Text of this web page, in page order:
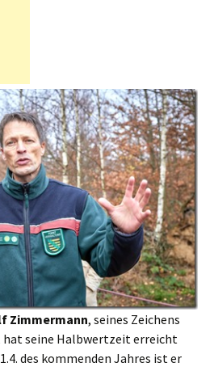
Zimmermann, seines Zeichens
hat seine Halbwertzeit erreicht
des kommenden Jahres ist er